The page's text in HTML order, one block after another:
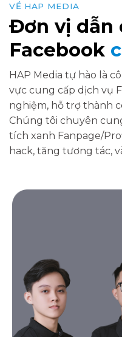
VỀ HAP MEDIA
Đơn vị dẫn
Facebook
HAP Media tự hào là
vực cung cấp dịch vụ
nghiệm, hỗ trợ thành
Chúng tôi chuyên
tích xanh Fanpage/
hack, tăng tương tác,